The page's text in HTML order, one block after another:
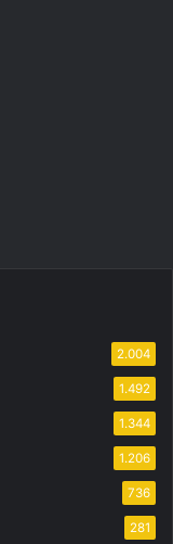
2.004
1.492
1.344
1.206
736
281